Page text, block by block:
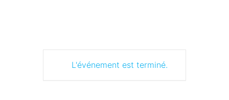
L'événement est terminé.